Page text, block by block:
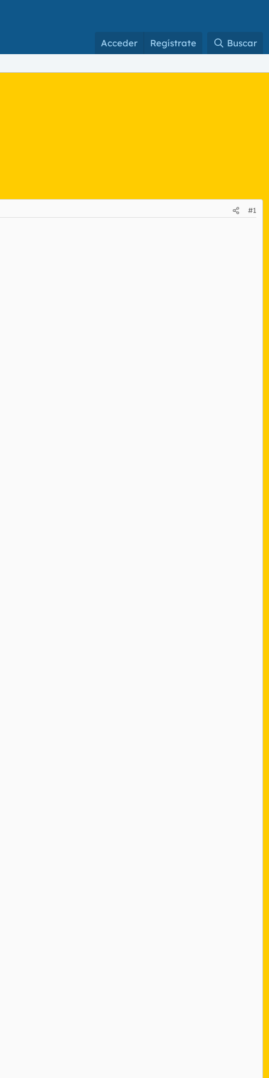
Acceder Regístrate Buscar
#1